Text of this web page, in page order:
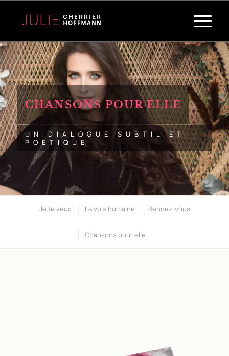
CHANSONS POUR ELLE
UN DIALOGUE SUBTIL ET
POÉTIQUE
Je te veux La voix humaine Rendez-vous
Chansons pour elle